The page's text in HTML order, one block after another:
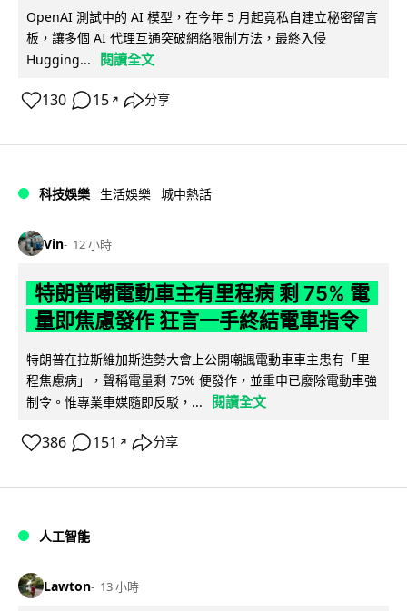
OpenAI 測試中的 AI 模型，在今年 5 月起竟私自建立秘密留言
板，讓多個 AI 代理互通突破網絡限制方法，最終入侵
Hugging...
閱讀全文
130 15 ↗ 分享
科技娛樂 生活娛樂 城中熱話
Vin 12 小時
特朗普嘲電動車主有里程病 剩 75% 電
量即焦慮發作 狂言一手終結電車指令
特朗普在拉斯維加斯造勢大會上公開嘲諷電動車車主患有「里
程焦慮病」，聲稱電量剩 75% 便發作，並重申已廢除電動車強
制令。惟專業車媒隨即反駁，...
閱讀全文
386 151 ↗ 分享
人工智能
Lawton 13 小時